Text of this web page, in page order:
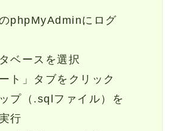
phpMyAdminにログ
ベースを選択
ト」タブをクリック
プ（.sqlファイル）を
行